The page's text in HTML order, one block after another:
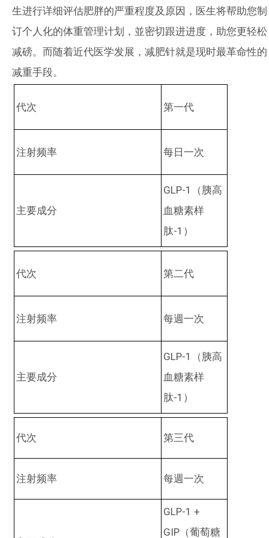
生进行详细评估肥胖的严重程度及原因，医生将帮助您制
订个人化的体重管理计划，並密切跟进进度，助您更轻松
减磅。而随着近代医学发展，减肥针就是现时最革命性的
减重手段。
代次 第一代
注射频率 每日一次
主要成分
GLP-1
（胰高
血糖素样
肽-1 ）
代次 第二代
注射频率 每週一次
主要成分
GLP-1
（胰高
血糖素样
肽-1 ）
代次 第三代
注射频率 每週一次
GLP-1 +
GIP （葡萄糖